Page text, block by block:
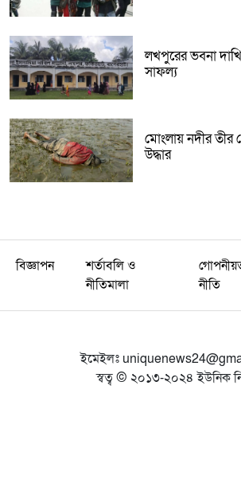
লখপুরের ভবনা
সাফল্য
মোংলায় নদীর তীর
উদ্ধার
বিজ্ঞাপন
শর্তাবলি ও
নীতিমালা
নীতি
ইমেইলঃ
স্বত্ব © ২০১৩-২০২৪ ইউনিক